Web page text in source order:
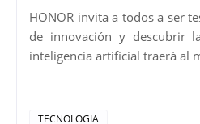
HONOR invita a todos a ser
de innovación y descubrir
inteligencia artificial traerá al
TECNOLOGIA